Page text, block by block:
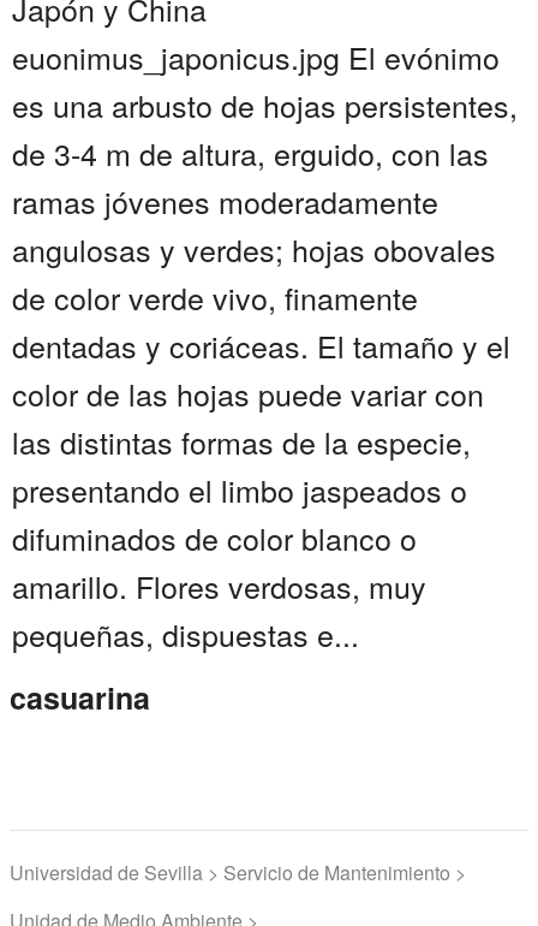
euonimus_japonicus.jpg El evónimo
es una arbusto de hojas persistentes,
de 3-4 m de altura, erguido, con las
ramas jóvenes moderadamente
angulosas y verdes; hojas obovales
de color verde vivo, finamente
dentadas y coriáceas. El tamaño y el
color de las hojas puede variar con
las distintas formas de la especie,
presentando el limbo jaspeados o
difuminados de color blanco o
amarillo. Flores verdosas, muy
pequeñas, dispuestas e...
casuarina
Universidad de Sevilla > Servicio de Mantenimiento >